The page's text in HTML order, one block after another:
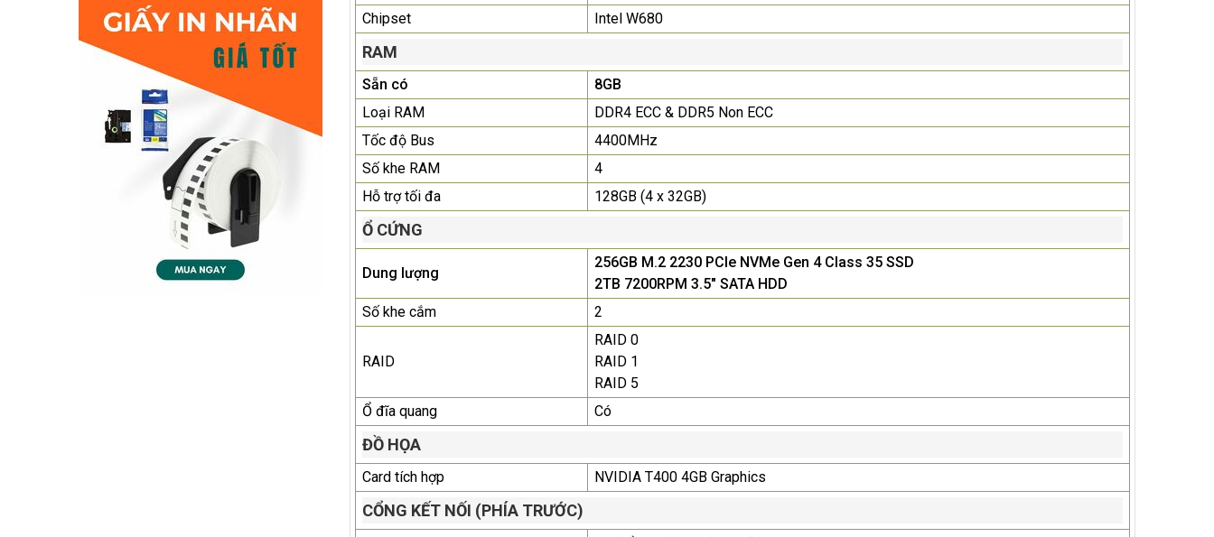
Chipset
Intel W680
RAM
Sẵn có
8GB
Loại RAM
DDR4 ECC & DDR5 Non ECC
Tốc độ Bus
4400MHz
Số khe RAM
4
Hỗ trợ tối đa
128GB (4 x 32GB)
Ổ CỨNG
Dung lượng
256GB M.2 2230 PCIe NVMe Gen 4 Class 35 SSD
2TB 7200RPM 3.5" SATA HDD
Số khe cắm
2
RAID
RAID 0
RAID 1
RAID 5
Ổ đĩa quang
Có
ĐỒ HỌA
Card tích hợp NVIDIA T400 4GB Graphics
CỔNG KẾT NỐI (PHÍA TRƯỚC)